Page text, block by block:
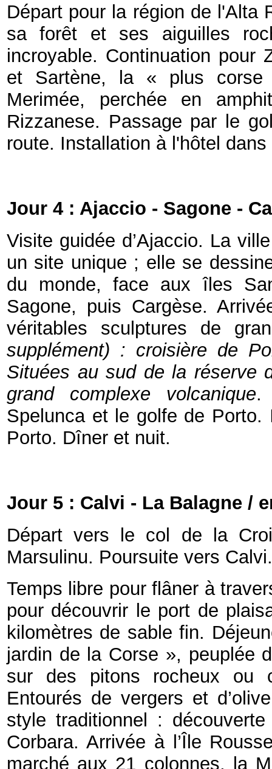
Départ pour la région de l'Alta
sa forêt et ses aiguilles
incroyable. Continuation pour
et Sartène, la « plus corse
Merimée, perchée en
Rizzanese. Passage par le
route. Installation à l'hôtel
Jour 4 : Ajaccio - Sagone -
Visite guidée d’Ajaccio. La
un site unique ; elle se
du monde, face aux îles
Sagone, puis Cargèse.
véritables sculptures de
supplément) : croisière de
Situées au sud de la réserve
grand complexe volcanique.
Spelunca et le golfe de
Porto. Dîner et nuit.
Jour 5 : Calvi - La Balagne /
Départ vers le col de la
Marsulinu. Poursuite vers Calvi.
Temps libre pour flâner à
pour découvrir le port de
kilomètres de sable fin.
jardin de la Corse », peuplée
sur des pitons rocheux ou
Entourés de vergers et
style traditionnel :
Corbara. Arrivée à l’Île
marché aux 21 colonnes, la